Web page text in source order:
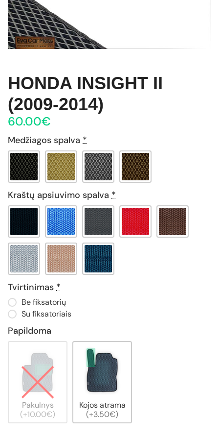
HONDA INSIGHT II
(2009-2014)
60.00€
Medžiagos spalva *
Kraštų apsiuvimo spalva *
Tvirtinimas *
Be fiksatorių
Su fiksatoriais
Papildoma
Pakulnys
(+10.00€)
Kojos atrama
(+3.50€)